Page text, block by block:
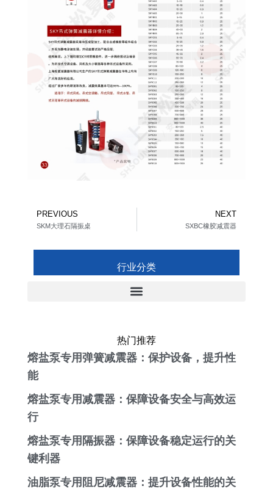
Prev
PREVIOUS
SKM大理石隔振桌
NEXT
SXBC橡胶减震器
行业分类
热门推荐
熔盐泵专用弹簧减震器：保护设备，提升性
能
熔盐泵专用减震器：保障设备安全与高效运
行
熔盐泵专用隔振器：保障设备稳定运行的关
键利器
油脂泵专用阻尼减震器：提升设备性能的关